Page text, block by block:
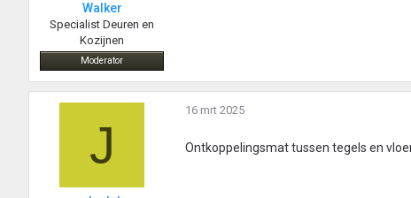
Walker
Specialist Deuren en
Kozijnen
Moderator
J
16 mrt 2025
Ontkoppelingsmat tussen tegels en